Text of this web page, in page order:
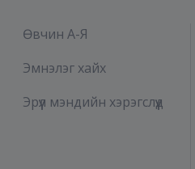
Өвчин А-Я
Эмнэлэг хайх
Эрүүл мэндийн хэрэгслүүд